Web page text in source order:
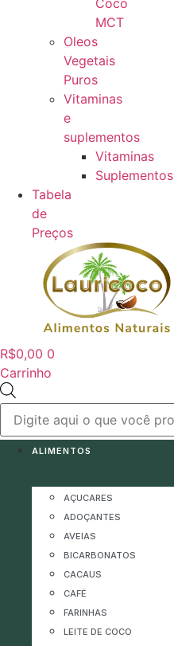
MCT
Oleos
Vegetais
Puros
Vitaminas
e
suplementos
Vitaminas
Suplementos
Tabela
de
Preços
R$0,00 0
Carrinho
produtos
ALIMENTOS
AÇUCARES
ADOÇANTES
AVEIAS
BICARBONATOS
CACAUS
CAFÉ
FARINHAS
LEITE DE COCO